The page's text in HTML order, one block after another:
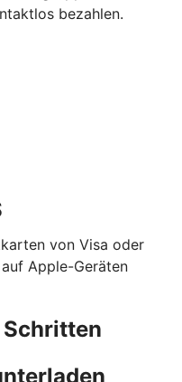
bezahlen.
von Visa oder
Apple-Geräten